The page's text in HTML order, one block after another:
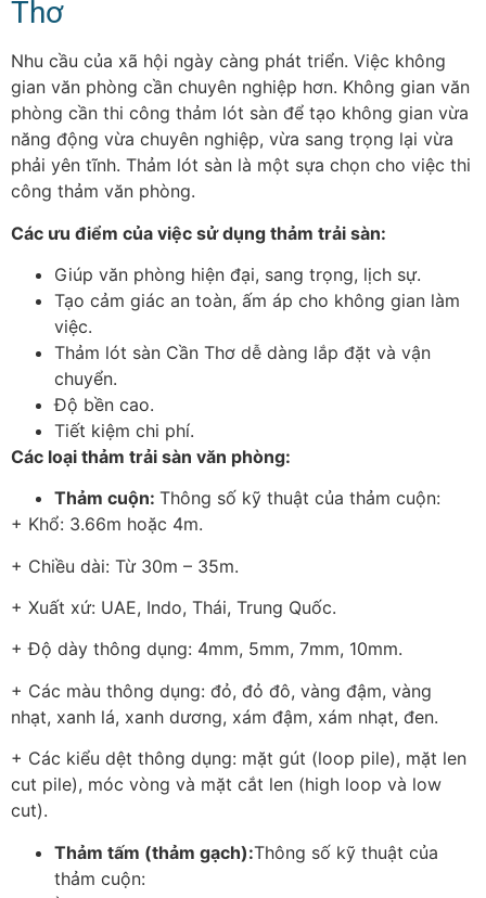
Thơ
Nhu cầu của xã hội ngày càng phát triển. Việc không
gian văn phòng cần chuyên nghiệp hơn. Không gian văn
phòng cần thi công thảm lót sàn để tạo không gian vừa
năng động vừa chuyên nghiệp, vừa sang trọng lại vừa
phải yên tĩnh. Thảm lót sàn là một sựa chọn cho việc thi
công thảm văn phòng.
Các ưu điểm của việc sử dụng thảm trải sàn:
Giúp văn phòng hiện đại, sang trọng, lịch sự.
Tạo cảm giác an toàn, ấm áp cho không gian làm
việc.
Thảm lót sàn Cần Thơ dễ dàng lắp đặt và vận
chuyển.
Độ bền cao.
Tiết kiệm chi phí.
Các loại thảm trải sàn văn phòng:
Thảm cuộn: Thông số kỹ thuật của thảm cuộn:
+ Khổ: 3.66m hoặc 4m.
+ Chiều dài: Từ 30m – 35m.
+ Xuất xứ: UAE, Indo, Thái, Trung Quốc.
+ Độ dày thông dụng: 4mm, 5mm, 7mm, 10mm.
+ Các màu thông dụng: đỏ, đỏ đô, vàng đậm, vàng
nhạt, xanh lá, xanh dương, xám đậm, xám nhạt, đen.
+ Các kiểu dệt thông dụng: mặt gút (loop pile), mặt len
cut pile), móc vòng và mặt cắt len (high loop và low
cut).
Thảm tấm (thảm gạch):Thông số kỹ thuật của
thảm cuộn: